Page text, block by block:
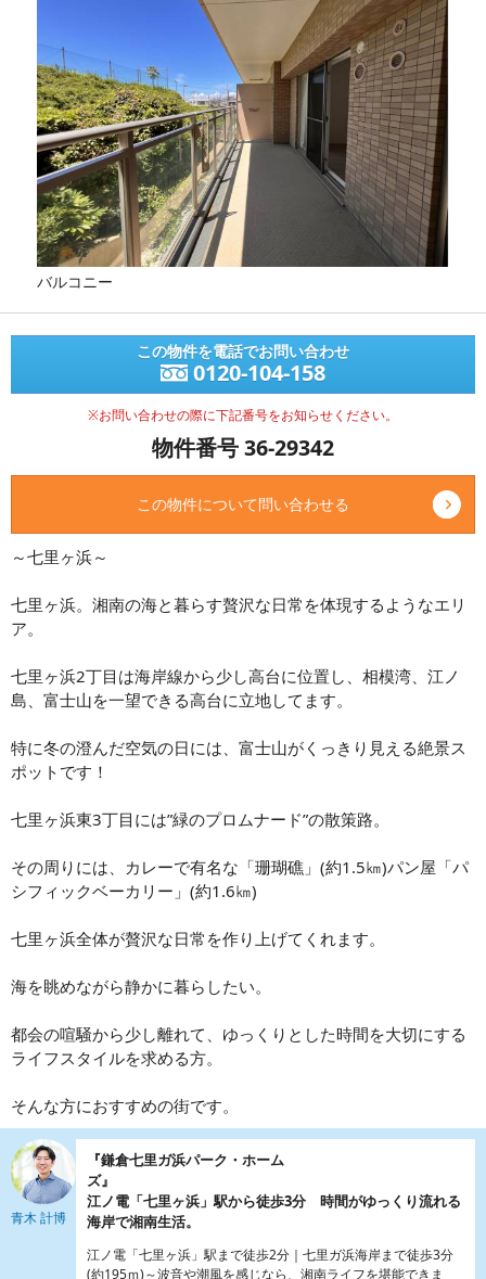
バルコニー
この物件を電話でお問い合わせ
0120-104-158
※お問い合わせの際に下記番号をお知らせください。
物件番号 36-29342
この物件について問い合わせる
～七里ヶ浜～
七里ヶ浜。湘南の海と暮らす贅沢な日常を体現するようなエリ
ア。
七里ヶ浜2丁目は海岸線から少し高台に位置し、相模湾、江ノ
島、富士山を一望できる高台に立地してます。
特に冬の澄んだ空気の日には、富士山がくっきり見える絶景ス
ポットです！
七里ヶ浜東3丁目には”緑のプロムナード”の散策路。
その周りには、カレーで有名な「珊瑚礁」(約1.5㎞)パン屋「パ
シフィックベーカリー」(約1.6㎞)
七里ヶ浜全体が贅沢な日常を作り上げてくれます。
海を眺めながら静かに暮らしたい。
都会の喧騒から少し離れて、ゆっくりとした時間を大切にする
ライフスタイルを求める方。
そんな方におすすめの街です。
青木 計博
『鎌倉七里ガ浜パーク・ホーム
ズ
江ノ電「七里ヶ浜」駅から徒歩3分 時間がゆっくり流れる
海岸で湘南生活。
江ノ電「七里ヶ浜」駅まで徒歩2分｜七里ガ浜海岸まで徒歩3分
(約195ｍ)～波音や潮風を感じなら、湘南ライフを堪能できま